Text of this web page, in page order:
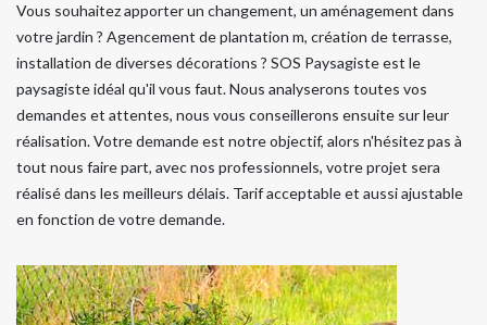
Vous souhaitez apporter un changement, un aménagement dans
votre jardin ? Agencement de plantation m, création de terrasse,
installation de diverses décorations ? SOS Paysagiste est le
paysagiste idéal qu'il vous faut. Nous analyserons toutes vos
demandes et attentes, nous vous conseillerons ensuite sur leur
réalisation. Votre demande est notre objectif, alors n'hésitez pas à
tout nous faire part, avec nos professionnels, votre projet sera
réalisé dans les meilleurs délais. Tarif acceptable et aussi ajustable
en fonction de votre demande.